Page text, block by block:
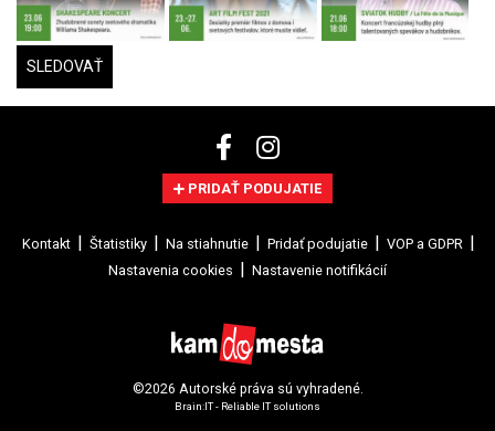
SLEDOVAŤ
PRIDAŤ PODUJATIE
Kontakt Štatistiky Na stiahnutie Pridať podujatie
VOP a GDPR
Nastavenia cookies
Nastavenie notifikácií
©2026 Autorské práva sú vyhradené.
Brain:IT - Reliable IT solutions